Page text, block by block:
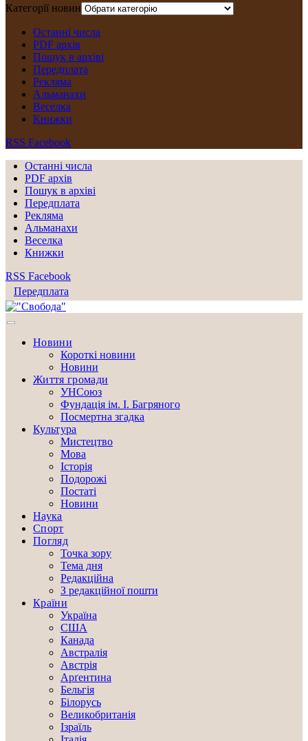
Категорії новин
Останні числа
PDF архів
Пошук в архіві
Передплата
Рекляма
Альманахи
Веселка
Книжки
RSS Facebook
Останні числа
PDF архів
Пошук в архіві
Передплата
Рекляма
Альманахи
Веселка
Книжки
RSS Facebook
Передплата
Новини
Короткі новини
Новини
Життя громади
УНСоюз
Фундація ім. І. Багряного
Посмертна згадка
Культура
Мистецтво
Мова
Історія
Подорожі
Постаті
Новини
Наука
Спорт
Погляд
Точка зору
Тема дня
Редакційна
З редакційної пошти
Країни
Україна
США
Канада
Австралія
Австрія
Арґентина
Бельгія
Білорусь
Великобританія
Ізраїль